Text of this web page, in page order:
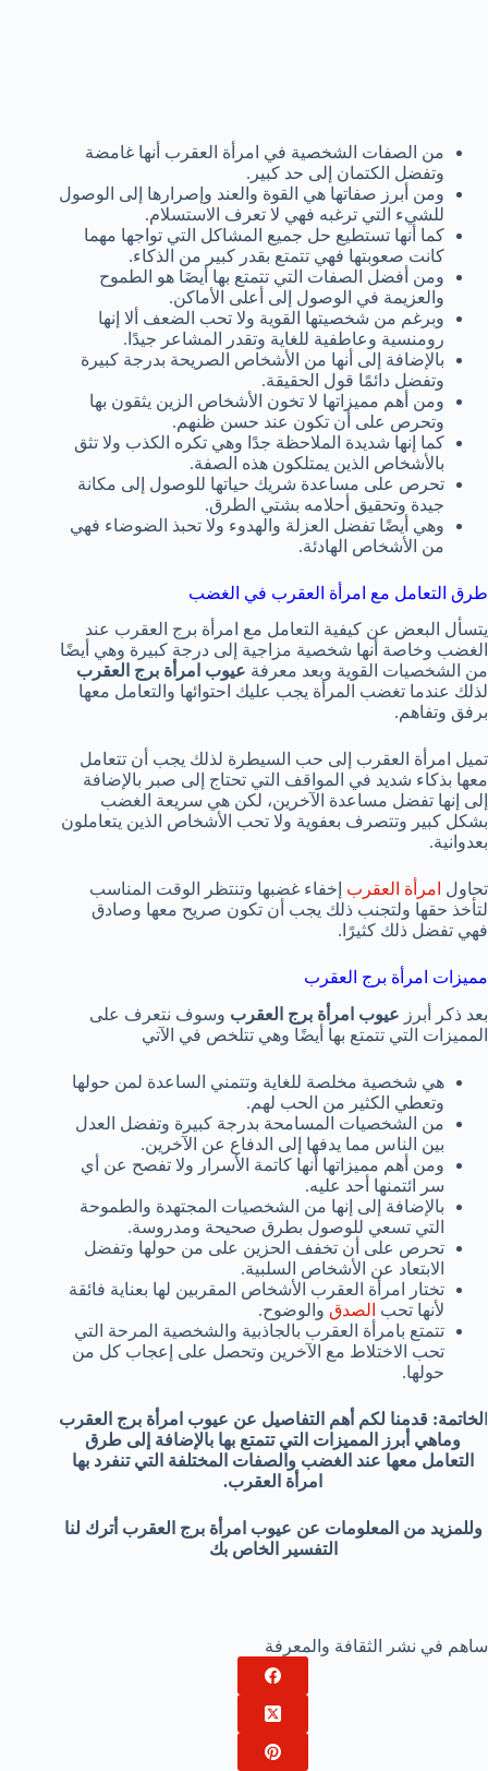
من الصفات الشخصية في امرأة العقرب أنها غامضة
وتفضل الكتمان إلى حد كبير.
ومن أبرز صفاتها هي القوة والعند وإصرارها إلى الوصول
للشيء التي ترغبه فهي لا تعرف الاستسلام.
كما أنها تستطيع حل جميع المشاكل التي تواجها مهما
كانت صعوبتها فهي تتمتع بقدر كبير من الذكاء.
ومن أفضل الصفات التي تتمتع بها أيضَا هو الطموح
والعزيمة في الوصول إلى أعلى الأماكن.
وبرغم من شخصيتها القوية ولا تحب الضعف ألا إنها
رومنسية وعاطفية للغاية وتقدر المشاعر جيدًا.
بالإضافة إلى أنها من الأشخاص الصريحة بدرجة كبيرة
وتفضل دائمًا قول الحقيقة.
ومن أهم مميزاتها لا تخون الأشخاص الزين يثقون بها
وتحرص على أن تكون عند حسن ظنهم.
كما إنها شديدة الملاحظة جدًا وهي تكره الكذب ولا تثق
بالأشخاص الذين يمتلكون هذه الصفة.
تحرص على مساعدة شريك حياتها للوصول إلى مكانة
جيدة وتحقيق أحلامه بشتي الطرق.
وهي أيضًا تفضل العزلة والهدوء ولا تحبذ الضوضاء فهي
من الأشخاص الهادئة.
طرق التعامل مع امرأة العقرب في الغضب
يتسأل البعض عن كيفية التعامل مع امرأة برج العقرب عند
الغضب وخاصة أنها شخصية مزاجية إلى درجة كبيرة وهي أيضًا
من الشخصيات القوية وبعد معرفة عيوب امرأة برج العقرب
لذلك عندما تغضب المرأة يجب عليك احتوائها والتعامل معها
برفق وتفاهم.
تميل امرأة العقرب إلى حب السيطرة لذلك يجب أن تتعامل
معها بذكاء شديد في المواقف التي تحتاج إلى صبر بالإضافة
إلى إنها تفضل مساعدة الآخرين، لكن هي سريعة الغضب
بشكل كبير وتتصرف بعفوية ولا تحب الأشخاص الذين يتعاملون
بعدوانية.
تحاول امرأة العقرب إخفاء غضبها وتنتظر الوقت المناسب
لتأخذ حقها ولتجنب ذلك يجب أن تكون صريح معها وصادق
فهي تفضل ذلك كثيرًا.
مميزات امرأة برج العقرب
بعد ذكر أبرز عيوب امرأة برج العقرب وسوف نتعرف على
المميزات التي تتمتع بها أيضًا وهي تتلخص في الآتي
هي شخصية مخلصة للغاية وتتمني الساعدة لمن حولها
وتعطي الكثير من الحب لهم.
من الشخصيات المسامحة بدرجة كبيرة وتفضل العدل
بين الناس مما يدفها إلى الدفاع عن الآخرين.
ومن أهم مميزاتها أنها كاتمة الأسرار ولا تفصح عن أي
سر ائتمنها أحد عليه.
بالإضافة إلى إنها من الشخصيات المجتهدة والطموحة
التي تسعي للوصول بطرق صحيحة ومدروسة.
تحرص على أن تخفف الحزين على من حولها وتفضل
الابتعاد عن الأشخاص السلبية.
تختار امرأة العقرب الأشخاص المقربين لها بعناية فائقة
لأنها تحب الصدق والوضوح.
تتمتع بامرأة العقرب بالجاذبية والشخصية المرحة التي
تحب الاختلاط مع الآخرين وتحصل على إعجاب كل من
حولها.
لخاتمة: قدمنا لكم أهم التفاصيل عن عيوب امرأة برج العقرب
وماهي أبرز المميزات التي تتمتع بها بالإضافة إلى طرق
التعامل معها عند الغضب والصفات المختلفة التي تنفرد بها
امرأة العقرب.
وللمزيد من المعلومات عن عيوب امرأة برج العقرب أترك لنا
التفسير الخاص بك
ساهم في نشر الثقافة والمعرفة